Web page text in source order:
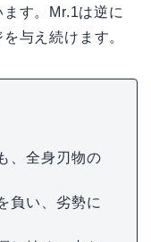
す。Mr.1は逆に
与え続けます。
、全身刃物の
負い、劣勢に